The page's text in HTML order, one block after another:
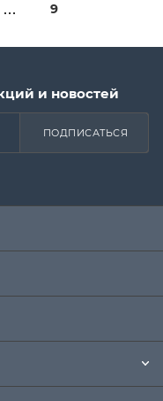
9
и новостей
ПОДПИСАТЬСЯ